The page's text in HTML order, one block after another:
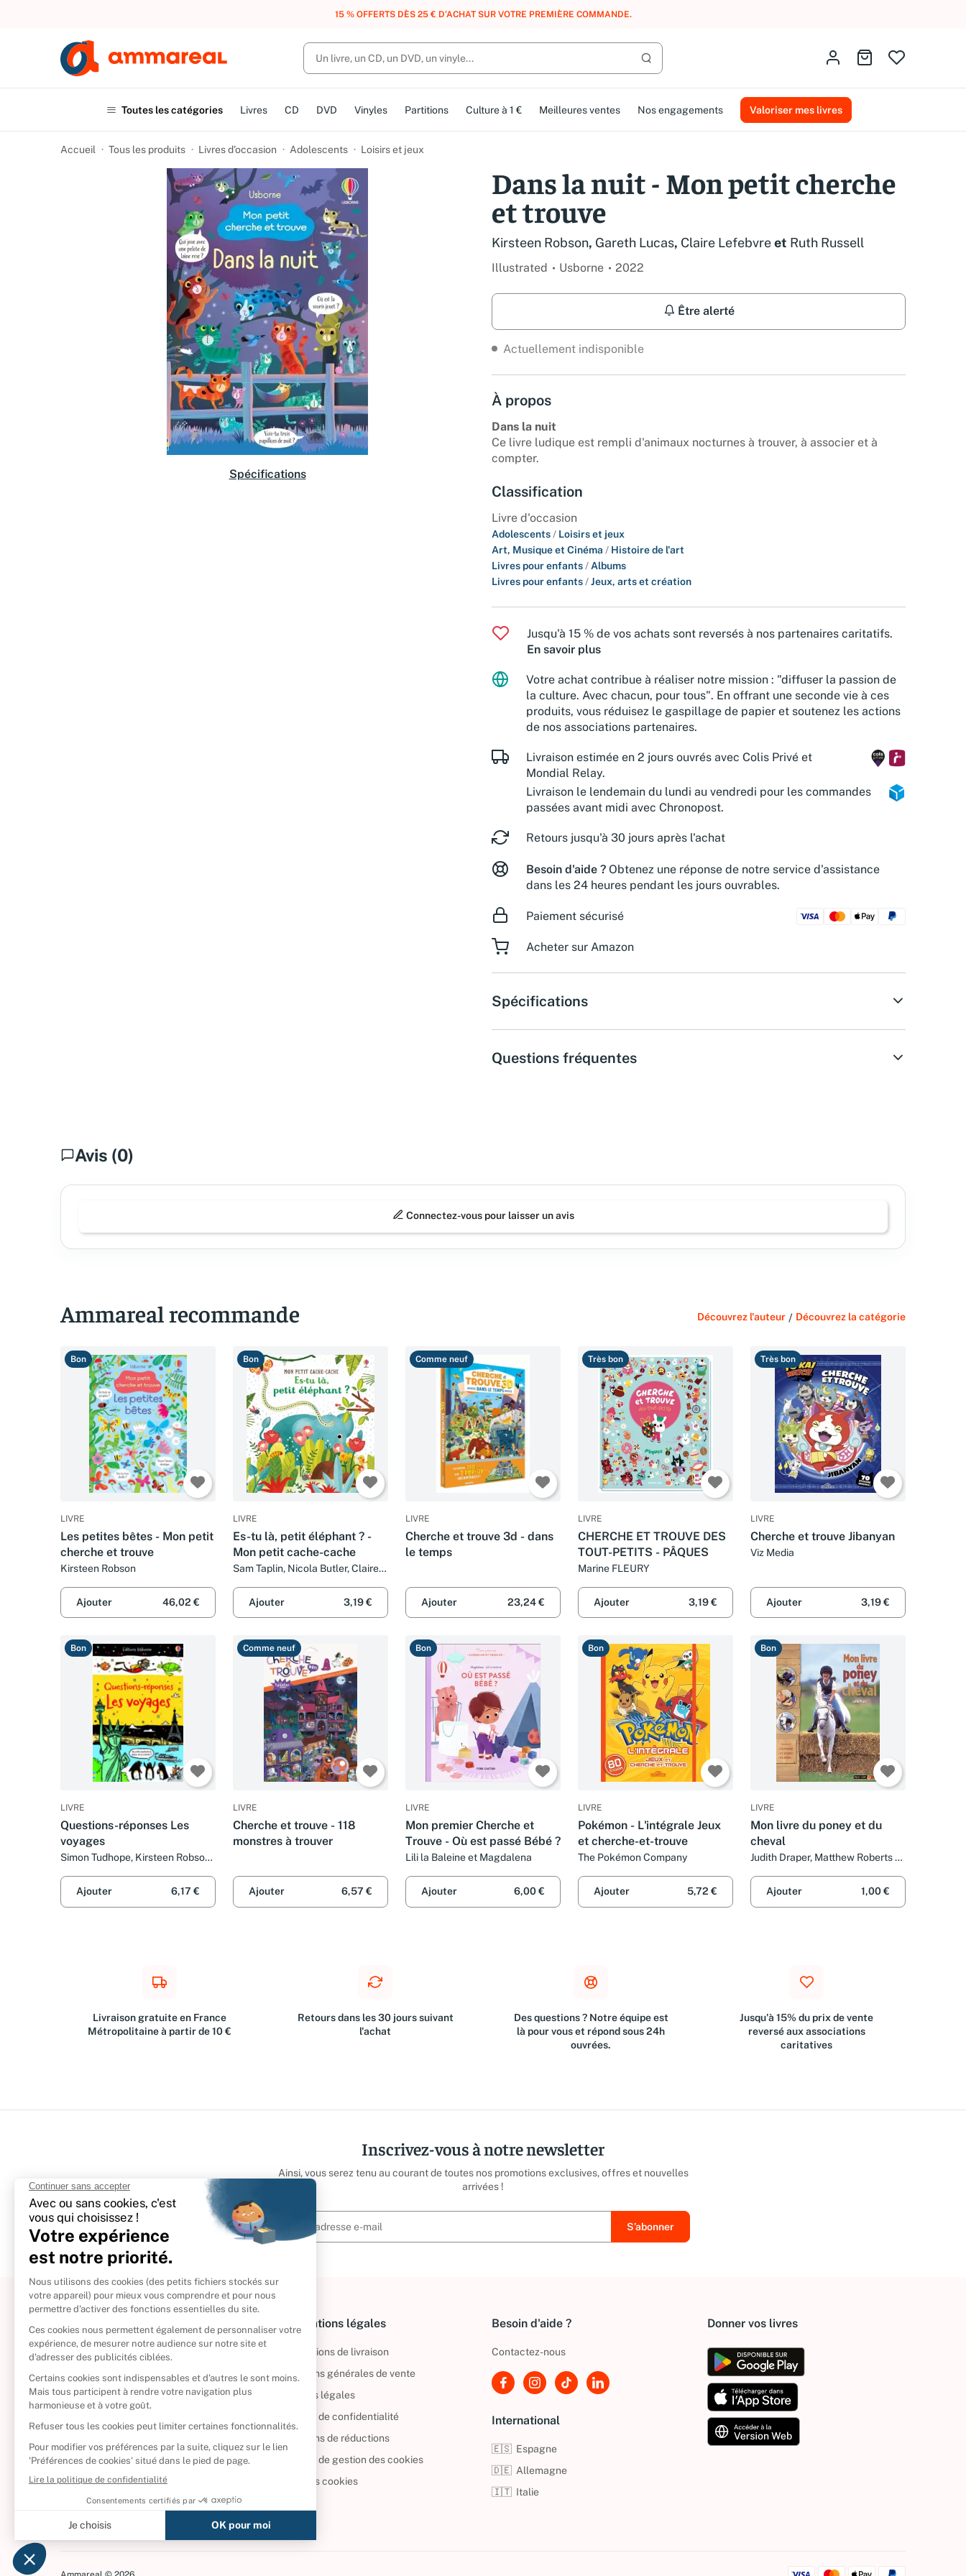
UN ACHAT, DES POINTS, DES RÉCOMPENSES :REJOIGNEZ GRATUITEMENT LE CLUB AMMAREAL.
Lancer la recherche
Identifiez-vousAller au panier
Toutes les catégories Livres CD DVD Vinyles Partitions Culture à 1 € Meilleures ventes Nos engagements Valoriser mes livres
Accueil Tous les produits Livres d’occasion Adolescents Loisirs et jeux
Spécifications
Dans la nuit - Mon petit cherche
et trouve
Kirsteen Robson, Gareth Lucas, Claire Lefebvreet Ruth Russell
Illustrated Usborne 2022
Être alerté
Actuellement indisponible
À propos
Dans la nuit
Ce livre ludique est rempli d'animaux nocturnes à trouver, à associer et à
compter.
Classification
Livre d'occasion
Adolescents / Loisirs et jeux
Art, Musique et Cinéma / Histoire de l'art
Livres pour enfants / Albums
Livres pour enfants /Jeux, arts et création
Jusqu'à 15 % de vos achats sont reversés à nos partenaires caritatifs.
En savoir plus
Votre achat contribue à réaliser notre mission : "diffuser la passion de
la culture. Avec chacun, pour tous". En offrant une seconde vie à ces
produits, vous réduisez le gaspillage de papier et soutenez les actions
de nos associations partenaires.
Livraison estimée en 2 jours ouvrés avec Colis Privé et
Mondial Relay.
Livraison le lendemain du lundi au vendredi pour les commandes
passées avant midi avec Chronopost.
Retours jusqu'à 30 jours après l'achat
Besoin d'aide ? Obtenez une réponse de notre service d'assistance
dans les 24 heures pendant les jours ouvrables.
Paiement sécurisé
Acheter sur Amazon
Spécifications
Questions fréquentes
Avis (0)
Connectez-vous pour laisser un avis
Ammareal recommande Découvrez l'auteur / Découvrez la catégorie
Bon
LIVRE
Les petites bêtes - Mon petit
cherche et trouve
Kirsteen Robson
Ajouter 46,02 €
Bon
LIVRE
Es-tu là, petit éléphant ? -
Mon petit cache-cache
Sam Taplin, Nicola Butler, Claire
Ajouter
3,19 €
Comme neuf
LIVRE
Cherche et trouve 3d - dans
le temps
Ajouter 23,24 €
Très bon
LIVRE
CHERCHE ET TROUVE DES
TOUT-PETITS - PÂQUES
Marine FLEURY
Ajouter 3,19 €
Très bon
LIVRE
Cherche et trouve Jibanyan
Viz Media
Ajouter 3,19 €
Bon
LIVRE
Questions-réponses Les
voyages
Simon Tudhope, Kirsteen Robson,
Sarah Horne
Ajouter 6,17 €
Comme neuf
LIVRE
Cherche et trouve - 118
monstres à trouver
Ajouter 6,57 €
Bon
LIVRE
Mon premier Cherche et
Trouve - Où est passé Bébé ?
Lili la Baleine et Magdalena
Ajouter 6,00 €
Bon
LIVRE
Pokémon - L'intégrale Jeux
et cherche-et-trouve
The Pokémon Company
Ajouter 5,72 €
Bon
LIVRE
Mon livre du poney et du
cheval
Judith Draper, Matthew Roberts et
Ajouter
1,00 €
Livraison gratuite en France
Métropolitaine à partir de 10 €
Retours dans les 30 jours suivant
l'achat
Des questions ? Notre équipe est
là pour vous et répond sous 24h
ouvrées.
Jusqu'à 15% du prix de vente
reversé aux associations
caritatives
Inscrivez-vous à notre newsletter
Ainsi, vous serez tenu au courant de toutes nos promotions exclusives, offres et nouvelles
arrivées !
À propos
Politique de retour
Reprendre vos livres
Qui sommes-nous ?
CD d'occasion
DVD d'occasion
Livres d’occasion
Informations légales
Informations de livraison
Conditions générales de vente
Mentions légales
Politique de confidentialité
Conditions de réductions
Politique de gestion des cookies
Gérer vos cookies
Besoin d'aide ?
Contactez-nous
International
🇪🇸 Espagne
🇩🇪 Allemagne
🇮🇹 Italie
Donner vos livres